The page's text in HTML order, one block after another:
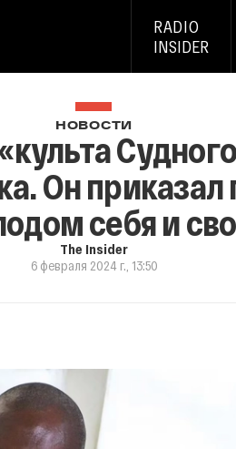
RADIO
INSIDER
НОВОСТИ
Он
себя и
The Insider
6 февраля 2024 г., 13:50